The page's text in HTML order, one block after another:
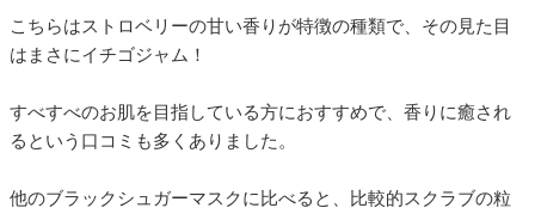
こちらはストロベリーの甘い香りが特徴の種類で、その見た目
はまさにイチゴジャム！
すべすべのお肌を目指している方におすすめで、香りに癒され
るという口コミも多くありました。
他のブラックシュガーマスクに比べると、比較的スクラブの粒